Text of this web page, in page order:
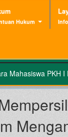
Hukum
Mahasiswa